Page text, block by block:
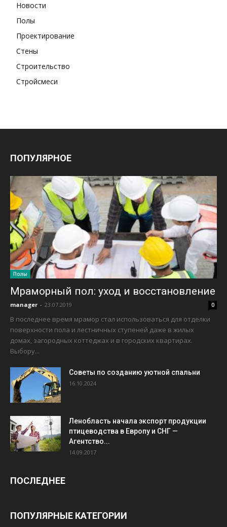
Новости
Полы
Проектирование
Стены
Строительство
Стройсмеси
ПОПУЛЯРНОЕ
Полы
Мраморный пол: уход и восстановление
manager - 23.07.2019 0
В последнее время мрамор стал использоваться для отделки
поверхности пола и лестничных ступеней даже в жилых
домах, загородных коттеджах и в городских квартирах.
Выбору...
Советы по созданию уютной спальни
16.10.2024
Ленобласть начала экспорт продукции
птицеводства в Европу и СНГ —
Агентство...
14.09.2017
ПОСЛЕДНЕЕ
ПОПУЛЯРНЫЕ КАТЕГОРИИ